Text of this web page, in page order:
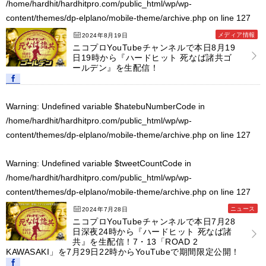
/home/hardhit/hardhitpro.com/public_html/wp/wp-
content/themes/dp-elplano/mobile-theme/archive.php on line 127
2024年8月19日 メディア情報
ニコプロYouTubeチャンネルで本日8月19
日19時から『ハードヒット 死なば諸共ゴ
ールデン』を生配信！
Warning: Undefined variable $hatebuNumberCode in
/home/hardhit/hardhitpro.com/public_html/wp/wp-
content/themes/dp-elplano/mobile-theme/archive.php on line 127
Warning: Undefined variable $tweetCountCode in
/home/hardhit/hardhitpro.com/public_html/wp/wp-
content/themes/dp-elplano/mobile-theme/archive.php on line 127
2024年7月28日 ニュース
ニコプロYouTubeチャンネルで本日7月28
日深夜24時から『ハードヒット 死なば諸
共』を生配信！7・13「ROAD 2
KAWASAKI」を7月29日22時からYouTubeで期間限定公開！